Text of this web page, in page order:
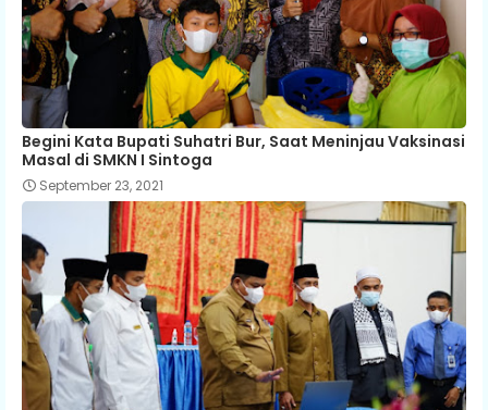
Begini Kata Bupati Suhatri Bur, Saat Meninjau Vaksinasi
Masal di SMKN I Sintoga
September 23, 2021